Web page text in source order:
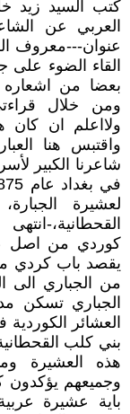
كتب السيد زيد
العربي عن
عنوان---معروف
القاء الضوء
بعضا من اشعاره
ومن خلال
ولااعلم ان كان
واقتبس هنا
شاعرنا الكبير
لعشيرة
القحطانية،-
كوردي من اصل
يقصد باب كردي
من الجباري الى
الجباري تسكن
العشائر
بني كلب
هذه العشيرة
وجميعهم يؤكدون
باية عشيرة